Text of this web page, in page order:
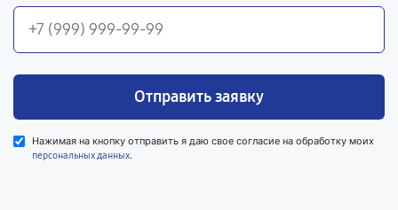
Отправить заявку
Нажимая на кнопку отправить я даю свое согласие на обработку моих
персональных данных.